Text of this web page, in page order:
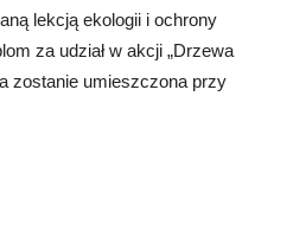
lekcją ekologii i ochrony
za udział w akcji „Drzewa
zostanie umieszczona przy